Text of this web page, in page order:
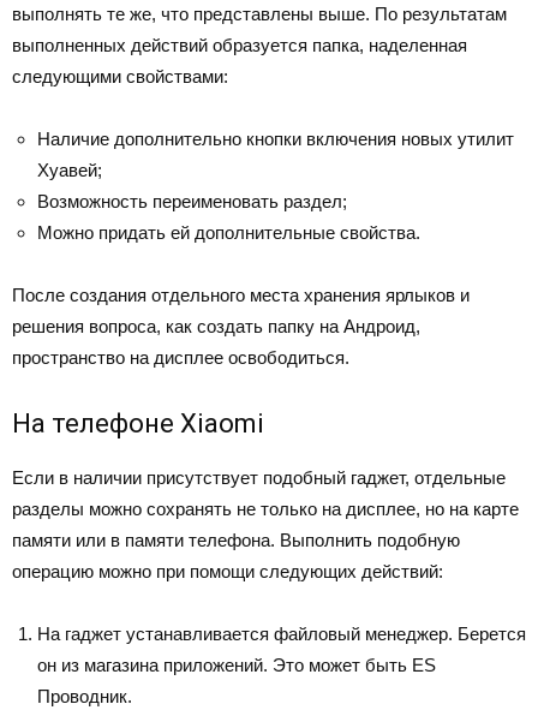
выполнять те же, что представлены выше. По результатам
выполненных действий образуется папка, наделенная
следующими свойствами:
Наличие дополнительно кнопки включения новых утилит
Хуавей;
Возможность переименовать раздел;
Можно придать ей дополнительные свойства.
После создания отдельного места хранения ярлыков и
решения вопроса, как создать папку на Андроид,
пространство на дисплее освободиться.
На телефоне Xiaomi
Если в наличии присутствует подобный гаджет, отдельные
разделы можно сохранять не только на дисплее, но на карте
памяти или в памяти телефона. Выполнить подобную
операцию можно при помощи следующих действий:
На гаджет устанавливается файловый менеджер. Берется
он из магазина приложений. Это может быть ES
Проводник.